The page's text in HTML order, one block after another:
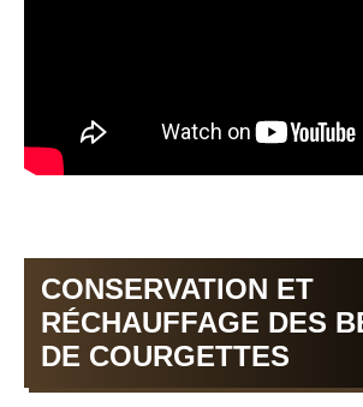
CONSERVATION ET
RÉCHAUFFAGE DES
DE COURGETTES